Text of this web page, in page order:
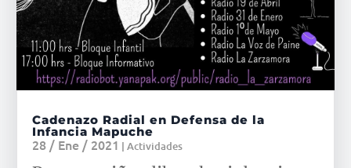
Cadenazo Radial en Defensa de la
Infancia Mapuche
28 / Ene / 2021 |Actividades